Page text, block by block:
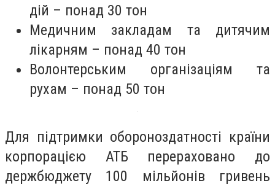
дій – понад 30 тон
Медичним закладам та дитячим
лікарням – понад 40 тон
Волонтерським організаціям та
рухам – понад 50 тон
Для підтримки обороноздатності країни
корпорацією АТБ перераховано до
держбюджету 100 мільйонів гривень